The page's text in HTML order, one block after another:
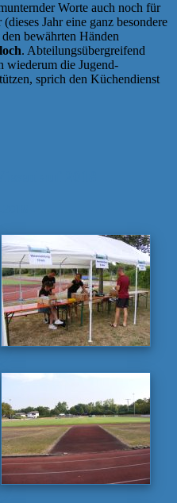
Worte auch noch für
Jahr eine ganz besondere
bewährten Händen
. Abteilungsübergreifend
wiederum die Jugend-
sprich den Küchendienst